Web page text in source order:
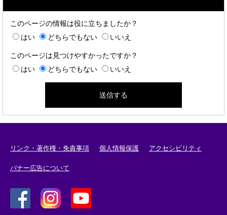
このページの情報は役に立ちましたか？
はい
どちらでもない いいえ
このページは見つけやすかったですか？
はい
どちらでもない いいえ
リンク・著作権・免責事項 個人情報保護 アクセシビリティ
バナー広告について